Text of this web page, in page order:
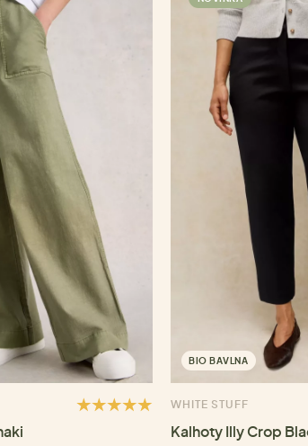
BIO BAVLNA
WHITE STUFF
Kalhoty Illy Crop